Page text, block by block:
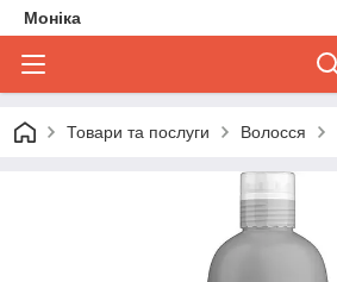
Моніка
Товари та послуги Волосся